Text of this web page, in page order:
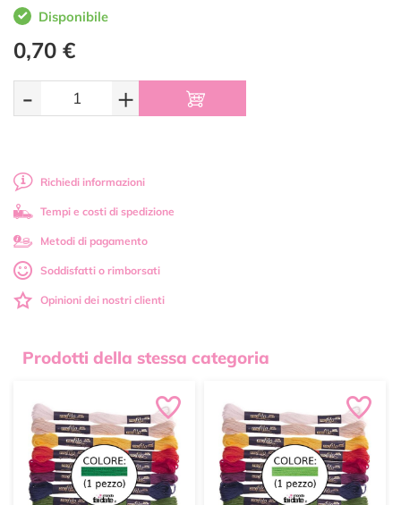
Disponibile
0,70 €
- +
Richiedi informazioni
Tempi e costi di spedizione
Metodi di pagamento
Soddisfatti o rimborsati
Opinioni dei nostri clienti
Prodotti della stessa categoria